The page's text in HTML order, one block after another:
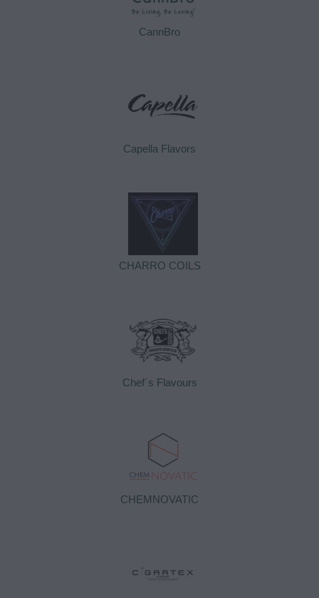
CannBro
Capella Flavors
CHARRO COILS
Chef´s Flavours
CHEMNOVATIC